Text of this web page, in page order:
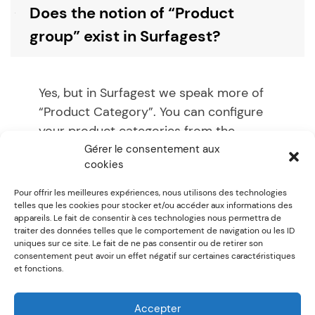
Gérer le consentement aux
cookies
Pour offrir les meilleures expériences, nous utilisons des technologies
telles que les cookies pour stocker et/ou accéder aux informations des
appareils. Le fait de consentir à ces technologies nous permettra de
traiter des données telles que le comportement de navigation ou les ID
uniques sur ce site. Le fait de ne pas consentir ou de retirer son
consentement peut avoir un effet négatif sur certaines caractéristiques
et fonctions.
Accepter
Does the notion of “Product
group” exist in Surfagest?
Yes, but in Surfagest we speak more of
“Product Category”. You can configure
your product categories from the
Product Categorytab in theSettings
Utile? / Helpful?
0
0
Post
Previous:Where can I
Next:Where can I change a